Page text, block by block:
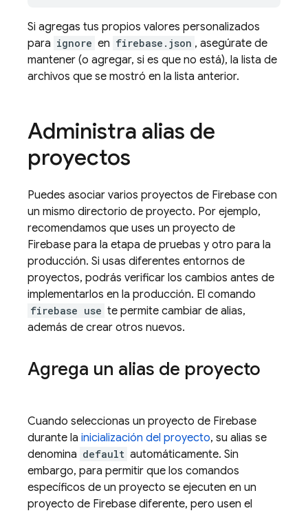
Si agregas tus propios valores personalizados
para ignore en firebase.json , asegúrate de
mantener (o agregar, si es que no está), la lista de
archivos que se mostró en la lista anterior.
Administra alias de
proyectos
Puedes asociar varios proyectos de Firebase con
un mismo directorio de proyecto. Por ejemplo,
recomendamos que uses un proyecto de
Firebase para la etapa de pruebas y otro para la
producción. Si usas diferentes entornos de
proyectos, podrás verificar los cambios antes de
implementarlos en la producción. El comando
firebase use te permite cambiar de alias,
además de crear otros nuevos.
Agrega un alias de proyecto
Cuando seleccionas un proyecto de Firebase
durante la inicialización del proyecto, su alias se
denomina default automáticamente. Sin
embargo, para permitir que los comandos
específicos de un proyecto se ejecuten en un
proyecto de Firebase diferente, pero usen el